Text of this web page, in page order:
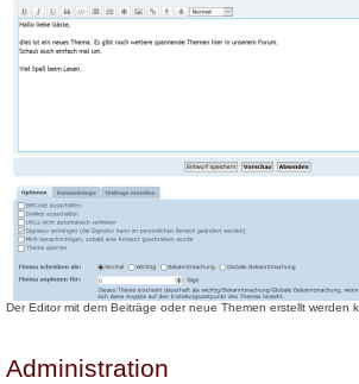
Der Editor mit dem Beiträge oder neue Themen erstellt werden
Administration